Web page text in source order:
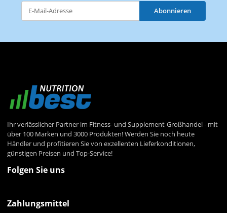
Abonnieren
Ihr verlässlicher Partner im Fitness- und Supplement-Großhandel - mit
über 100 Marken und 3000 Produkten! Werden Sie noch heute
Händler und profitieren Sie von exzellenten Lieferkonditionen,
günstigen Preisen und Top-Service!
Folgen Sie uns
Zahlungsmittel